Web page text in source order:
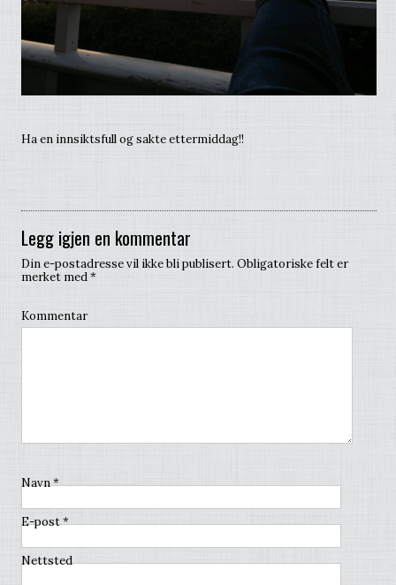
Ha en innsiktsfull og sakte ettermiddag!!
Legg igjen en kommentar
Din e-postadresse vil ikke bli publisert. Obligatoriske felt er
merket med*
Kommentar
Navn*
E-post*
Nettsted